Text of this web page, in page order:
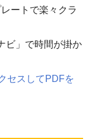
ートで楽々クラ
ビ」で時間が掛か
セスしてPDFを